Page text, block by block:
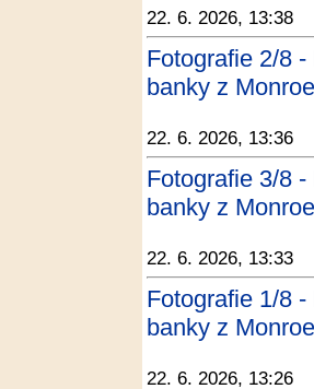
22. 6. 2026, 13:38
Fotografie 2/8
banky z
22. 6. 2026, 13:36
Fotografie 3/8
banky z
22. 6. 2026, 13:33
Fotografie 1/8
banky z
22. 6. 2026, 13:26